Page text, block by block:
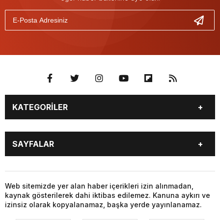
KATEGORİLER
GÜNDEM
SEKTÖR ÖZEL
GÜNDEM
EKONOMİ
SPOR
SAYFALAR
GÜNDEM
SİYASET
EKONOMİ
SPOR
Web sitemizde yer alan haber içerikleri izin alınmadan,
kaynak gösterilerek dahi iktibas edilemez. Kanuna aykırı ve
izinsiz olarak kopyalanamaz, başka yerde yayınlanamaz.